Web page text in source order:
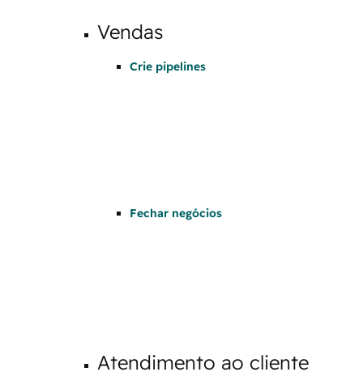
Vendas
Crie pipelines
Fechar negócios
Atendimento ao cliente